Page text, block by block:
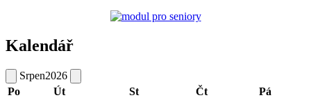
Kalendář
Srpen2026
Po
Út St Čt Pá